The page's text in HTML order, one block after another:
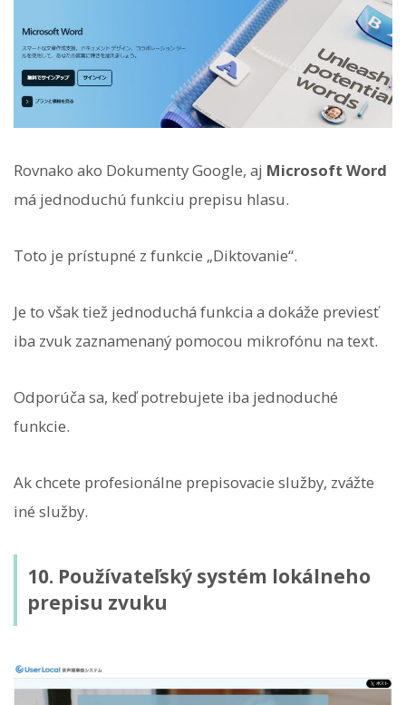
Rovnako ako Dokumenty Google, aj Microsoft Word
má jednoduchú funkciu prepisu hlasu.
Toto je prístupné z funkcie „Diktovanie“.
Je to však tiež jednoduchá funkcia a dokáže previesť
iba zvuk zaznamenaný pomocou mikrofónu na text.
Odporúča sa, keď potrebujete iba jednoduché
funkcie.
Ak chcete profesionálne prepisovacie služby, zvážte
iné služby.
10. Používateľský systém lokálneho
prepisu zvuku